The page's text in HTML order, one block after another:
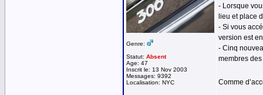
Genre:
Statut: Absent
Age: 47
Inscrit le: 13 Nov 2003
Messages: 9392
Localisation: NYC
- Lorsque
lieu et place
- Si vous
version est
- Cinq
membres
Comme